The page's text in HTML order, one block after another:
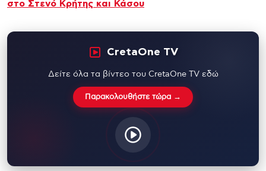
στο Στενό Κρήτης και Κάσου
CretaOne TV
Δείτε όλα τα βίντεο του CretaOne TV εδώ
Παρακολουθήστε τώρα →